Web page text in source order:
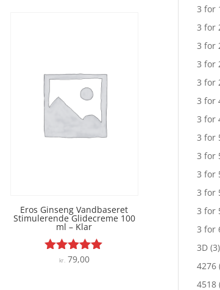
Eros Ginseng Vandbaseret
Stimulerende Glidecreme 100
ml – Klar
Vurderet
kr.79,00
3 for
3 for
3 for
3 for
3 for
3 for
3 for
3 for
3 for
3 for
3 for
3 for
3 for
3D (3)
4276
4518